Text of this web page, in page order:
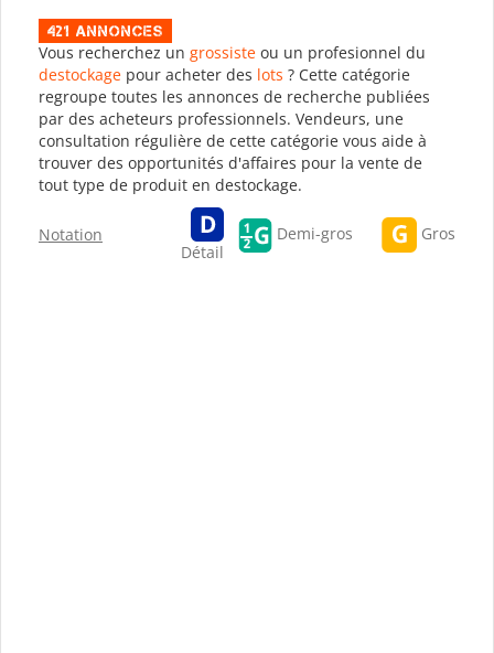
421 Annonces
Vous recherchez un grossiste ou un profesionnel du
destockage pour acheter des lots ? Cette catégorie
regroupe toutes les annonces de recherche publiées
par des acheteurs professionnels. Vendeurs, une
consultation régulière de cette catégorie vous aide à
trouver des opportunités d'affaires pour la vente de
tout type de produit en destockage.
Notation
Détail
Demi-gros Gros